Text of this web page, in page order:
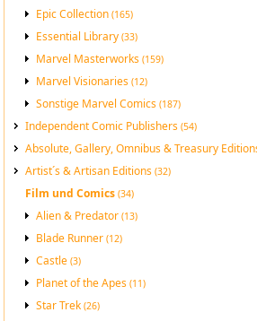
Epic Collection(165)
Essential Library(33)
Marvel Masterworks(159)
Marvel Visionaries(12)
Sonstige Marvel Comics(187)
Independent Comic Publishers(54)
Absolute, Gallery, Omnibus & Treasury
Artist´s & Artisan Editions(32)
Film und Comics(34)
Alien & Predator(13)
Blade Runner(12)
Castle(3)
Planet of the Apes(11)
Star Trek(26)